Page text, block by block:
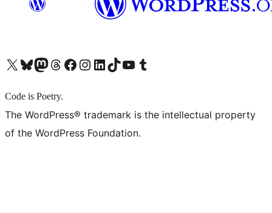
X (旧 Twitter) アカウントへBluesky アカウントへMastodon アカウントへThreads アカウントへ Facebook ページへInstagram アカウントへ LinkedIn アカウントへTikTok アカウントへYouTube チャンネルへ Tumblr アカウントへ
Code is Poetry.
The WordPress® trademark is the intellectual property
of the WordPress Foundation.